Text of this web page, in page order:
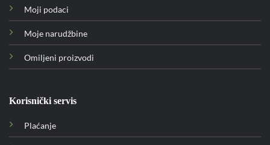
Moji podaci
Moje narudžbine
Omiljeni proizvodi
Korisnički servis
Plaćanje